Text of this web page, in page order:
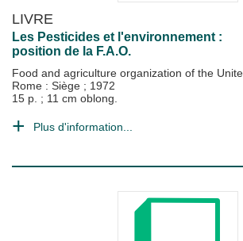
LIVRE
Les Pesticides et l'environnement :
position de la F.A.O.
Food and agriculture organization of the
Rome : Siège ; 1972
15 p. ; 11 cm oblong.
Plus d'information...